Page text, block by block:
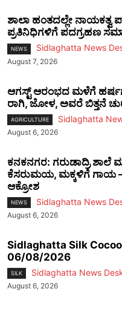
ಶಾಲಾ ಹಂತದಲ್ಲೇ ನಾಯಕತ್ವ
ಪ್ರತಿನಿಧಿಗಳಿಗೆ ಪದಗ್ರಹಣ
NEWS Sidlaghatta News
August 7, 2026
ಆಗಸ್ಟ್ ಆರಂಭದ ಮಳೆಗೆ
ರಾಗಿ, ಜೋಳ, ಅವರೆ ಬಿತ್ತನೆ
AGRICULTURE Sidlaghatta
August 6, 2026
ಕನಕನಗರ: ಗರುಡಾದ್ರಿ ಶಾಲೆ
ಕೆಸರುಮಯ, ಮಕ್ಕಳಿಗೆ ಗಾಯ
ಆಕ್ರೋಶ
NEWS Sidlaghatta News
August 6, 2026
Sidlaghatta Silk
06/08/2026
SILK Sidlaghatta News
August 6, 2026